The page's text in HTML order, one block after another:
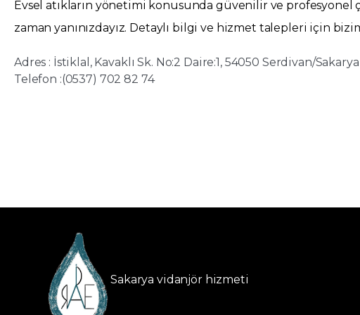
Evsel atıkların yönetimi konusunda güvenilir ve profesyonel
zaman yanınızdayız. Detaylı bilgi ve hizmet talepleri için
Adres : İstiklal, Kavaklı Sk. No:2 Daire:1, 54050 Serdivan/Sakarya
Telefon :(0537) 702 82 74
Sakarya vidanjör hizmeti